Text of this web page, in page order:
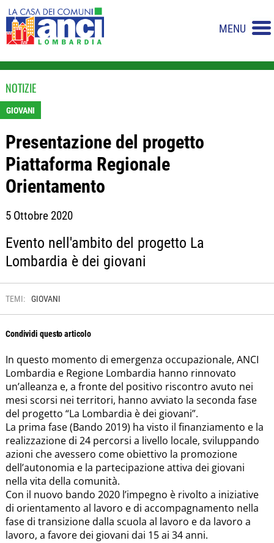
MENU
NOTIZIE
GIOVANI
Presentazione del progetto
Piattaforma Regionale
Orientamento
5 Ottobre 2020
Evento nell'ambito del progetto La
Lombardia è dei giovani
TEMI: GIOVANI
Condividi questo articolo
In questo momento di emergenza occupazionale, ANCI
Lombardia e Regione Lombardia hanno rinnovato
un’alleanza e, a fronte del positivo riscontro avuto nei
mesi scorsi nei territori, hanno avviato la seconda fase
del progetto “La Lombardia è dei giovani”.
La prima fase (Bando 2019) ha visto il finanziamento e la
realizzazione di 24 percorsi a livello locale, sviluppando
azioni che avessero come obiettivo la promozione
dell’autonomia e la partecipazione attiva dei giovani
nella vita della comunità.
Con il nuovo bando 2020 l’impegno è rivolto a iniziative
di orientamento al lavoro e di accompagnamento nella
fase di transizione dalla scuola al lavoro e da lavoro a
lavoro, a favore dei giovani dai 15 ai 34 anni.